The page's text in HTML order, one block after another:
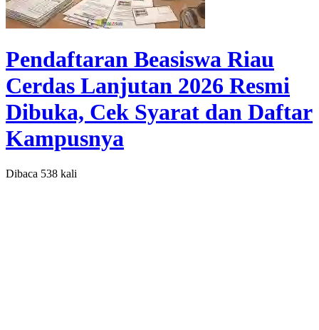
Pendaftaran Beasiswa Riau
Cerdas Lanjutan 2026 Resmi
Dibuka, Cek Syarat dan Daftar
Kampusnya
Dibaca 538 kali